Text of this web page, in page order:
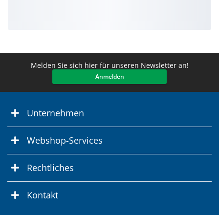
Melden Sie sich hier für unseren Newsletter an!
Anmelden
Unternehmen
Webshop-Services
Rechtliches
Kontakt